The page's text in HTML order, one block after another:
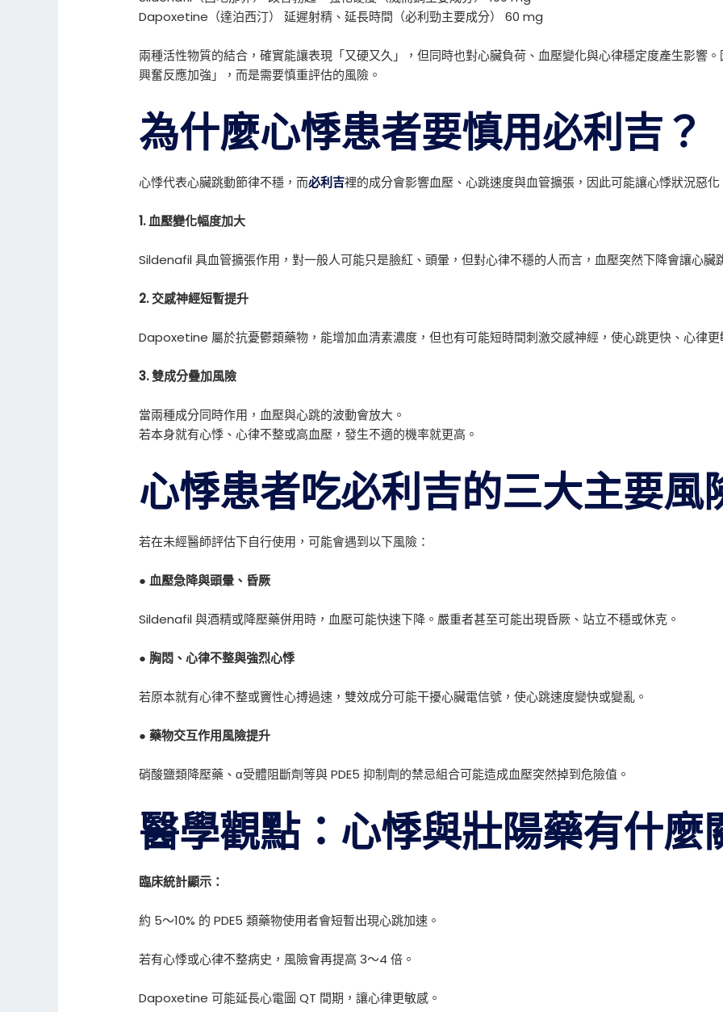
Dapoxetine（達泊西汀） 延遲射精、延長時間（必利勁主要成分） 60 mg
兩種活性物質的結合，確實能讓表現「又硬又久」，但同時也對心臟負荷、血壓變化與心律穩定度產生影響
興奮反應加強」，而是需要慎重評估的風險。
為什麼心悸患者要慎用必利吉？
心悸代表心臟跳動節律不穩，而必利吉裡的成分會影響血壓、心跳速度與血管擴張，因此可能讓心悸狀況惡
1. 血壓變化幅度加大
Sildenafil 具血管擴張作用，對一般人可能只是臉紅、頭暈，但對心律不穩的人而言，血壓突然下降會讓心臟
2. 交感神經短暫提升
Dapoxetine 屬於抗憂鬱類藥物，能增加血清素濃度，但也有可能短時間刺激交感神經，使心跳更快、心律更
3. 雙成分疊加風險
當兩種成分同時作用，血壓與心跳的波動會放大。
若本身就有心悸、心律不整或高血壓，發生不適的機率就更高。
心悸患者吃必利吉的三大主要風
若在未經醫師評估下自行使用，可能會遇到以下風險：
● 血壓急降與頭暈、昏厥
Sildenafil 與酒精或降壓藥併用時，血壓可能快速下降。嚴重者甚至可能出現昏厥、站立不穩或休克。
● 胸悶、心律不整與強烈心悸
若原本就有心律不整或竇性心搏過速，雙效成分可能干擾心臟電信號，使心跳速度變快或變亂。
● 藥物交互作用風險提升
硝酸鹽類降壓藥、α受體阻斷劑等與 PDE5 抑制劑的禁忌組合可能造成血壓突然掉到危險值。
醫學觀點：心悸與壯陽藥有什麼
臨床統計顯示：
約 5～10% 的 PDE5 類藥物使用者會短暫出現心跳加速。
若有心悸或心律不整病史，風險會再提高 3～4 倍。
Dapoxetine 可能延長心電圖 QT 間期，讓心律更敏感。